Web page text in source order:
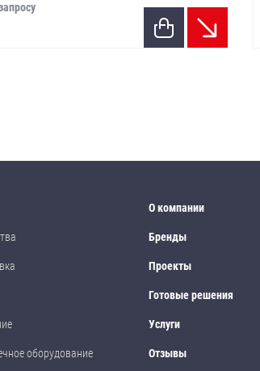
оборудование
О компании
Бренды
Проекты
Готовые решения
Услуги
Отзывы